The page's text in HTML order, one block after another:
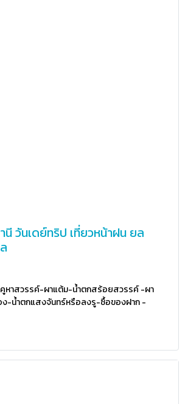
นี วันเดย์ทริป เที่ยวหน้าฝน ยล
หาสวรรค์-ผาแต้ม-น้ำตกสร้อยสวรรค์ -ผา
ง-น้ำตกแสงจันทร์หรือลงรู-ซื้อของฝาก -